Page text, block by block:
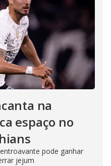
na
espaço no
pode ganhar
jejum